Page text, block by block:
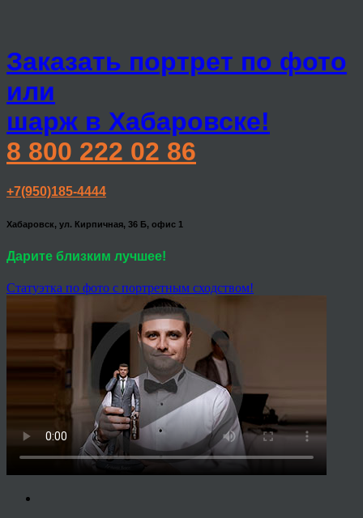
Заказать портрет по фото
или
шарж в Хабаровске!
8 800 222 02 86
+7(950)185-4444
Хабаровск, ул. Кирпичная, 36 Б, офис 1
Дарите близким лучшее!
Статуэтка по фото с портретным сходством!